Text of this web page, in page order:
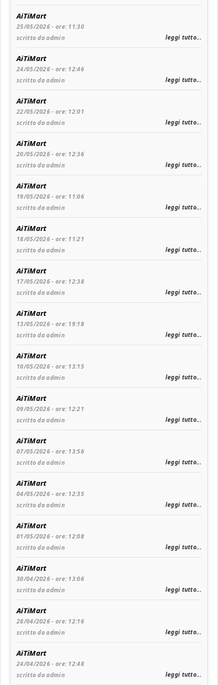
AiTiMart
25/05/2026 - ore: 11:30
scritto da admin
leggi tutto...
AiTiMart
24/05/2026 - ore: 12:46
scritto da admin
leggi tutto...
AiTiMart
22/05/2026 - ore: 12:01
scritto da admin
leggi tutto...
AiTiMart
20/05/2026 - ore: 12:36
scritto da admin
leggi tutto...
AiTiMart
19/05/2026 - ore: 11:06
scritto da admin
leggi tutto...
AiTiMart
18/05/2026 - ore: 11:21
scritto da admin
leggi tutto...
AiTiMart
17/05/2026 - ore: 12:38
scritto da admin
leggi tutto...
AiTiMart
13/05/2026 - ore: 19:18
scritto da admin
leggi tutto...
AiTiMart
10/05/2026 - ore: 13:15
scritto da admin
leggi tutto...
AiTiMart
09/05/2026 - ore: 12:21
scritto da admin
leggi tutto...
AiTiMart
07/05/2026 - ore: 13:56
scritto da admin
leggi tutto...
AiTiMart
04/05/2026 - ore: 12:35
scritto da admin
leggi tutto...
AiTiMart
01/05/2026 - ore: 12:08
scritto da admin
leggi tutto...
AiTiMart
30/04/2026 - ore: 13:06
scritto da admin
leggi tutto...
AiTiMart
28/04/2026 - ore: 12:16
scritto da admin
leggi tutto...
AiTiMart
24/04/2026 - ore: 12:48
scritto da admin
leggi tutto...